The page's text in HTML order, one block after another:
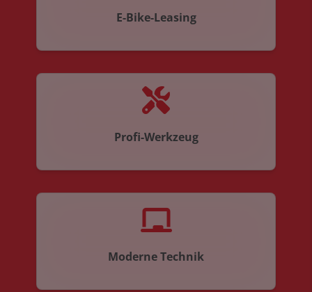
E-Bike-Leasing
Profi-Werkzeug
Moderne Technik